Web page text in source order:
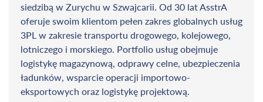
siedzibą w Zurychu w Szwajcarii. Od 30 lat AsstrA
oferuje swoim klientom pełen zakres globalnych usług
3PL w zakresie transportu drogowego, kolejowego,
lotniczego i morskiego. Portfolio usług obejmuje
logistykę magazynową, odprawy celne, ubezpieczenia
ładunków, wsparcie operacji importowo-
eksportowych oraz logistykę projektową.